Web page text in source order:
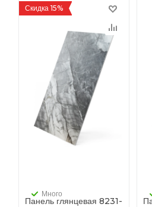
Скидка 15%
Панель глянцевая 8231-
Много